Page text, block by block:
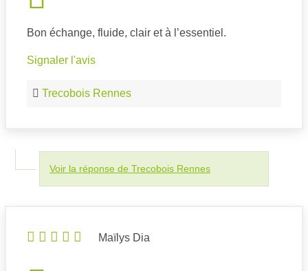
Bon échange, fluide, clair et à l’essentiel.
Signaler l'avis
Trecobois Rennes
Voir la réponse de Trecobois Rennes
Maïlys Dia